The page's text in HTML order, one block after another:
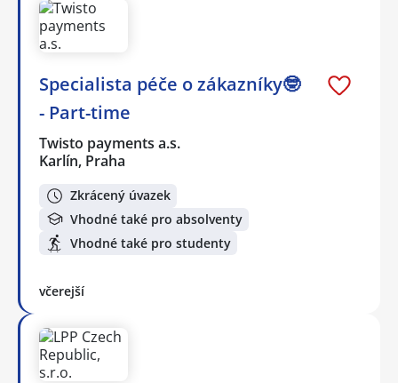
Specialista péče o zákazníky🤓
- Part-time
Twisto payments a.s.
Karlín, Praha
Zkrácený úvazek
Vhodné také pro absolventy
Vhodné také pro studenty
včerejší